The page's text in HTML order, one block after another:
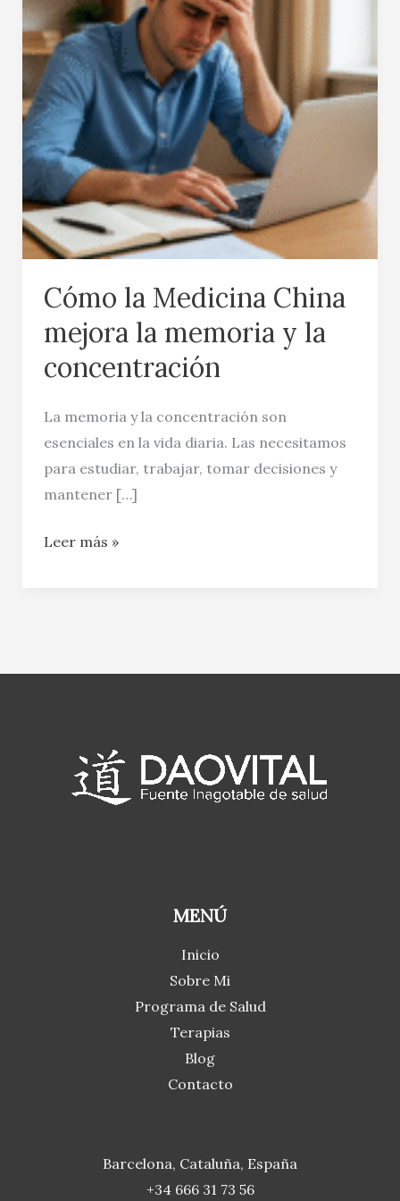
Cómo la Medicina China
mejora la memoria y la
concentración
La memoria y la concentración son
esenciales en la vida diaria. Las necesitamos
para estudiar, trabajar, tomar decisiones y
mantener […]
mejora
la
memoria
y
la
concentración
Leer más »
MENÚ
Inicio
Sobre Mi
Programa de Salud
Terapias
Blog
Contacto
Barcelona, Cataluña, España
+34 666 31 73 56